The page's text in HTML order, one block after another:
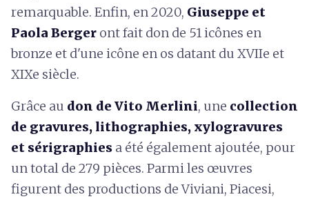
remarquable. Enfin, en 2020, Giuseppe et
Paola Berger ont fait don de 51 icônes en
bronze et d'une icône en os datant du XVIIe et
XIXe siècle.
Grâce au don de Vito Merlini, une collection
de gravures, lithographies, xylogravures
et sérigraphies a été également ajoutée, pour
un total de 279 pièces. Parmi les œuvres
figurent des productions de Viviani, Piacesi,